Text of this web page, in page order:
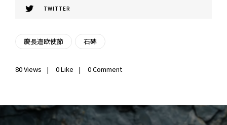
TWITTER
慶長遣欧使節 石碑
80Views 0Like 0 Comment
投